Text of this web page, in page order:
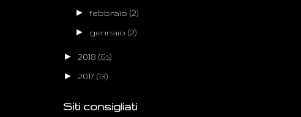
►febbraio(2)
► gennaio(2)
► 2018 (65)
► 2017 (13)
Siti consigliati